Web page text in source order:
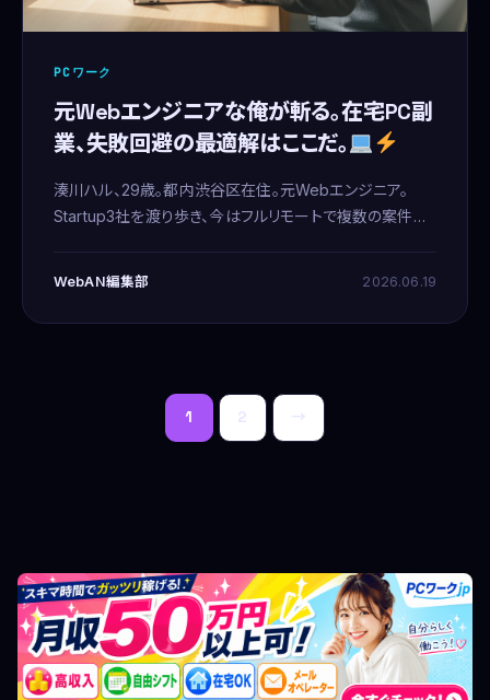
PCワーク
元Webエンジニアな俺が斬る。在宅PC副
業、失敗回避の最適解はここだ。
湊川ハル、29歳。都内渋谷区在住。元Webエンジニア。
Startup3社を渡り歩き、今はフルリモートで複数の案件を
WebAN編集部 2026.06.19
投
稿
ー
ジ
送
り
1